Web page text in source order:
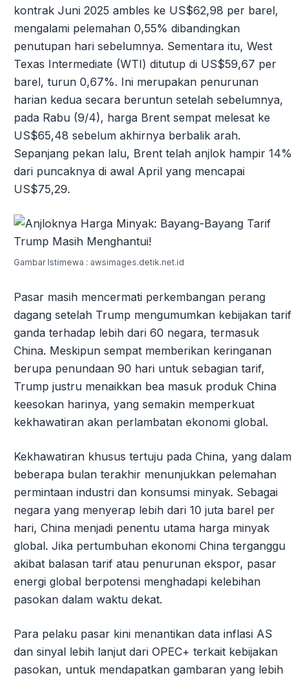
kontrak Juni 2025 ambles ke US$62,98 per barel,
mengalami pelemahan 0,55% dibandingkan
penutupan hari sebelumnya. Sementara itu, West
Texas Intermediate (WTI) ditutup di US$59,67 per
barel, turun 0,67%. Ini merupakan penurunan
harian kedua secara beruntun setelah sebelumnya,
pada Rabu (9/4), harga Brent sempat melesat ke
US$65,48 sebelum akhirnya berbalik arah.
Sepanjang pekan lalu, Brent telah anjlok hampir 14%
dari puncaknya di awal April yang mencapai
US$75,29.
Gambar Istimewa : awsimages.detik.net.id
Pasar masih mencermati perkembangan perang
dagang setelah Trump mengumumkan kebijakan tarif
ganda terhadap lebih dari 60 negara, termasuk
China. Meskipun sempat memberikan keringanan
berupa penundaan 90 hari untuk sebagian tarif,
Trump justru menaikkan bea masuk produk China
keesokan harinya, yang semakin memperkuat
kekhawatiran akan perlambatan ekonomi global.
Kekhawatiran khusus tertuju pada China, yang dalam
beberapa bulan terakhir menunjukkan pelemahan
permintaan industri dan konsumsi minyak. Sebagai
negara yang menyerap lebih dari 10 juta barel per
hari, China menjadi penentu utama harga minyak
global. Jika pertumbuhan ekonomi China terganggu
akibat balasan tarif atau penurunan ekspor, pasar
energi global berpotensi menghadapi kelebihan
pasokan dalam waktu dekat.
Para pelaku pasar kini menantikan data inflasi AS
dan sinyal lebih lanjut dari OPEC+ terkait kebijakan
pasokan, untuk mendapatkan gambaran yang lebih